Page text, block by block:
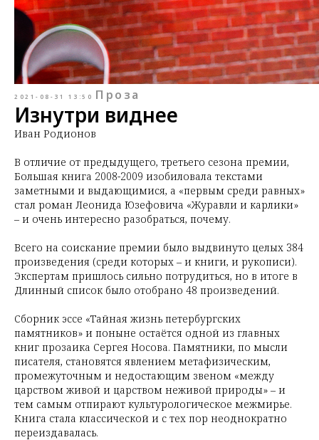
2021-08-31 13:50 Проза
Изнутри виднее
Иван Родионов
В отличие от предыдущего, третьего сезона премии,
Большая книга 2008-2009 изобиловала текстами
заметными и выдающимися, а «первым среди равных»
стал роман Леонида Юзефовича «Журавли и карлики»
– и очень интересно разобраться, почему.
Всего на соискание премии было выдвинуто целых 384
произведения (среди которых – и книги, и рукописи).
Экспертам пришлось сильно потрудиться, но в итоге в
Длинный список было отобрано 48 произведений.
Сборник эссе «Тайная жизнь петербургских
памятников» и поныне остаётся одной из главных
книг прозаика Сергея Носова. Памятники, по мысли
писателя, становятся явлением метафизическим,
промежуточным и недостающим звеном «между
царством живой и царством неживой природы» – и
тем самым отпирают культурологическое межмирье.
Книга стала классической и с тех пор неоднократно
переиздавалась.